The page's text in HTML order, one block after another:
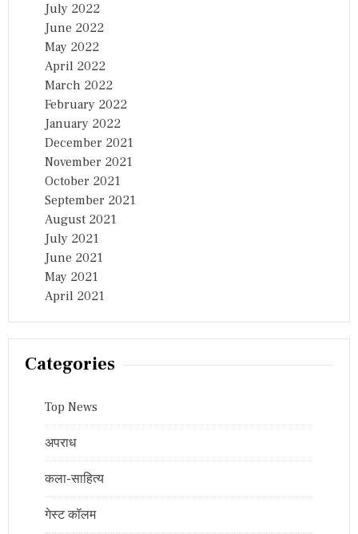
July 2022
June 2022
May 2022
April 2022
March 2022
February 2022
January 2022
December 2021
November 2021
October 2021
September 2021
August 2021
July 2021
June 2021
May 2021
April 2021
Categories
Top News
अपराध
कला-साहित्य
गेस्ट कॉलम